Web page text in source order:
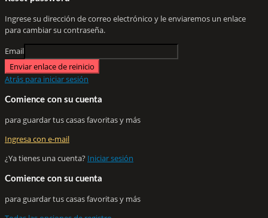
Ingrese su dirección de correo electrónico y le enviaremos un enlace
para cambiar su contraseña.
Email
Enviar enlace de reinicio
Atrás para iniciar sesión
Comience con su cuenta
para guardar tus casas favoritas y más
Ingresa con e-mail
¿Ya tienes una cuenta? Iniciar sesión
Comience con su cuenta
para guardar tus casas favoritas y más